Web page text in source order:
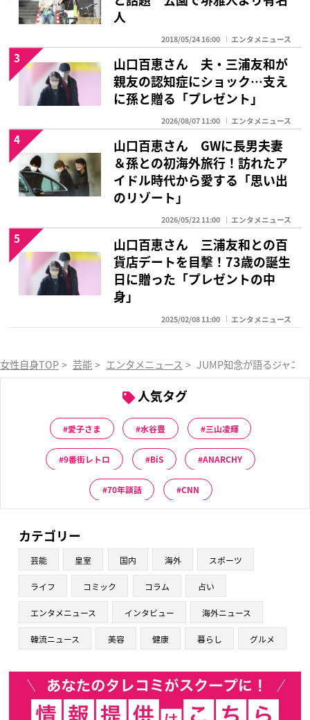
人
2018/05/24 16:00 エンタメニュース
山口百恵さん 夫・三浦友和が
親友の認知症にショック…支え
に孫と贈る「プレゼント」
2026/08/07 11:00 エンタメニュース
3
山口百恵さん GWに長男夫妻
＆孫との初海外旅行！訪れたア
イドル時代から愛する「思い出
のリゾート」
2026/05/22 11:00 エンタメニュース
4
山口百恵さん 三浦友和との百
貨店デートを目撃！73歳の誕生
日に贈った「プレゼントの中
身」
2025/02/08 11:00 エンタメニュース
5
女性自身TOP > 芸能 > エンタメニュース > JUMP知念が語るジャニ
人気タグ
愛子さま 水谷豊 三山凌輝
9番街レトロ BiS ANARCHY
70年談話 CNN
カテゴリー
芸能 皇室 国内 海外 スポーツ
ライフ コミック コラム 占い
エンタメニュース インタビュー 海外ニュース
韓流ニュース 美容 健康 暮らし グルメ